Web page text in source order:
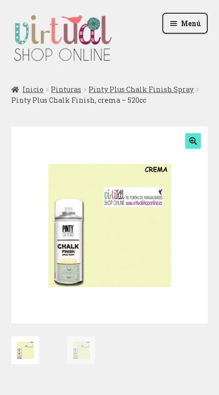
la
navegación
al
contenido
Menú
Podcast
Inicio Pinturas
Pinty Plus Chalk Finish Spray
Pinty Plus Chalk Finish, crema – 520cc